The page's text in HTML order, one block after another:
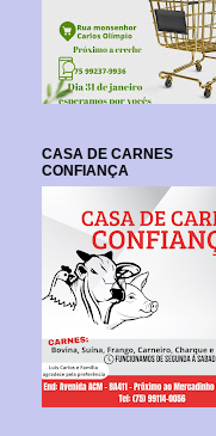
CASA DE CARNES
CONFIANÇA